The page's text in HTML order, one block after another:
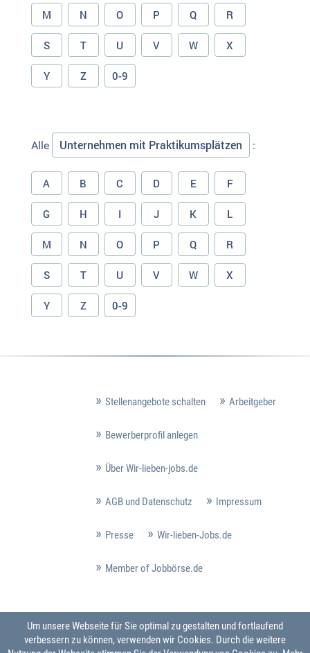
M N O P Q R
S T U V W X
Y Z 0-9
Alle Unternehmen mit Praktikumsplätzen :
A B C D E F
G H I J K L
M N O P Q R
S T U V W X
Y Z 0-9
Stellenangebote schalten Arbeitgeber
Bewerberprofil anlegen
Über Wir-lieben-jobs.de
AGB und Datenschutz Impressum
Presse Wir-lieben-Jobs.de
Member of Jobbörse.de
Um unsere Webseite für Sie optimal zu gestalten und fortlaufend
verbessern zu können, verwenden wir Cookies. Durch die weitere